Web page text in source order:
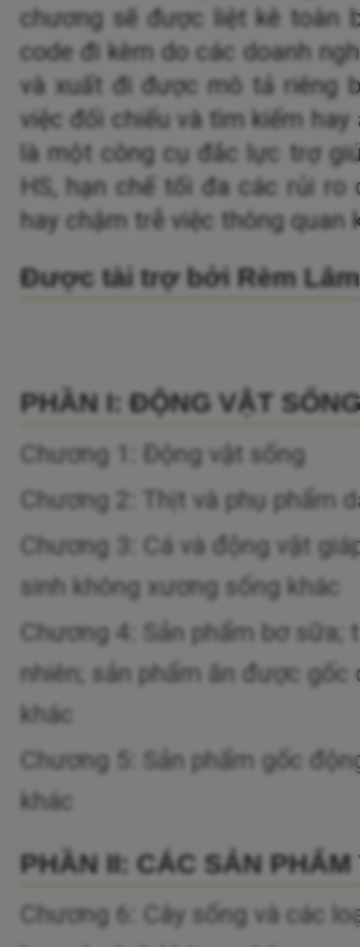
chương sẽ được liệt kê toàn
code đi kèm do các doanh
và xuất đi được mô tả riêng
việc đối chiếu và tìm kiếm
là một công cụ đắc lực trợ
HS, hạn chế tối đa các rủi
hay chậm trễ việc thông quan
Được tài trợ bởi Rèm
PHẦN I: ĐỘNG VẬT
Chương 1: Động vật sống
Chương 2: Thịt và phụ phẩm
Chương 3: Cá và động vật
sinh không xương sống khác
Chương 4: Sản phẩm bơ
nhiên; sản phẩm ăn được
khác
Chương 5: Sản phẩm gốc
khác
PHẦN II: CÁC SẢN
Chương 6: Cây sống và các